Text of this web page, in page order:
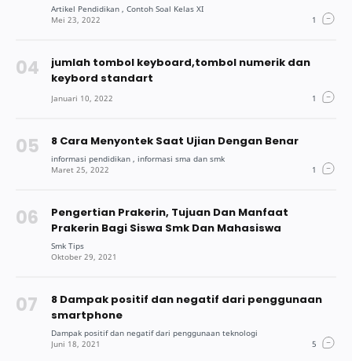
jumlah tombol keyboard,tombol numerik dan
keybord standart
8 Cara Menyontek Saat Ujian Dengan Benar
Pengertian Prakerin, Tujuan Dan Manfaat
Prakerin Bagi Siswa Smk Dan Mahasiswa
8 Dampak positif dan negatif dari penggunaan
smartphone